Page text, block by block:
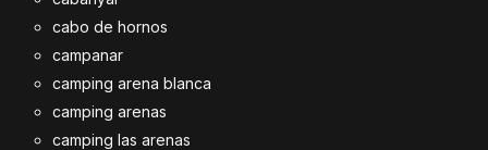
cabo de hornos
campanar
camping arena blanca
camping arenas
camping las arenas